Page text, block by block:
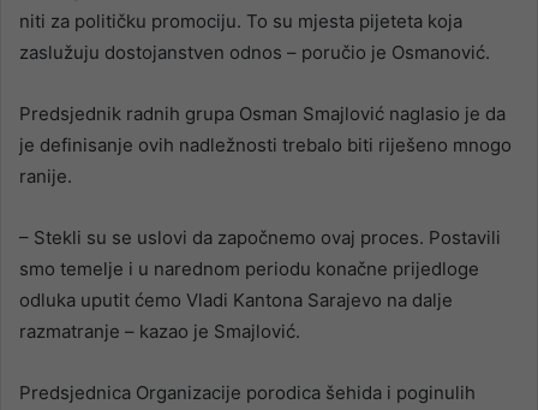
niti za političku promociju. To su mjesta pijeteta koja
zaslužuju dostojanstven odnos – poručio je Osmanović.
Predsjednik radnih grupa Osman Smajlović naglasio je da
je definisanje ovih nadležnosti trebalo biti riješeno mnogo
ranije.
– Stekli su se uslovi da započnemo ovaj proces. Postavili
smo temelje i u narednom periodu konačne prijedloge
odluka uputit ćemo Vladi Kantona Sarajevo na dalje
razmatranje – kazao je Smajlović.
Predsjednica Organizacije porodica šehida i poginulih